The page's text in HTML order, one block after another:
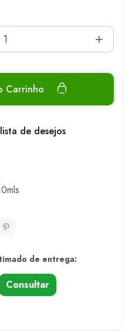
Carrinho
de desejos
de entrega:
Consultar